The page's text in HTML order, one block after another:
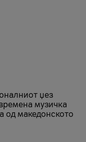
џез
музичка
од македонското